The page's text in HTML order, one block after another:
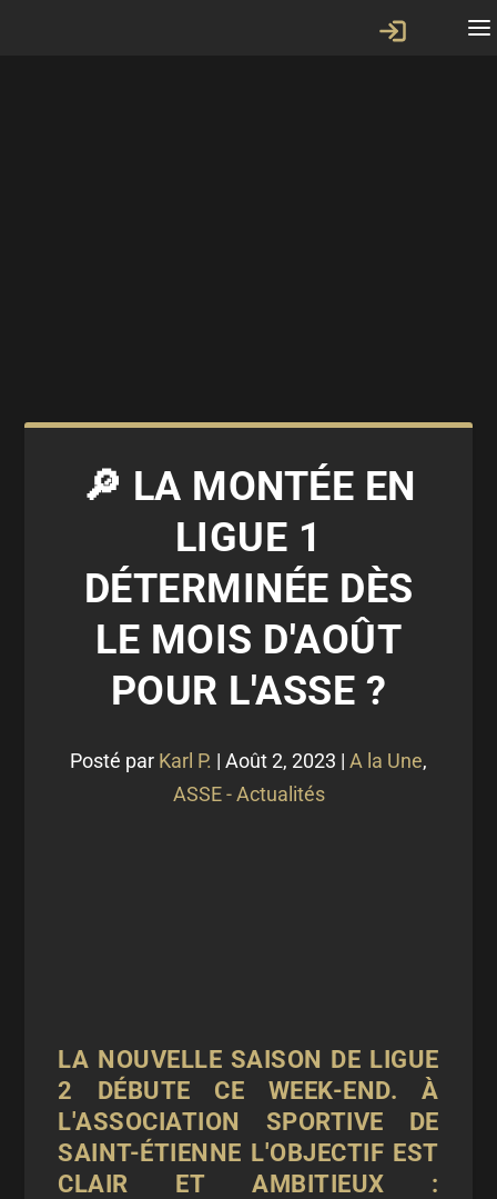
🔎 LA MONTÉE EN
LIGUE 1
DÉTERMINÉE DÈS
LE MOIS D'AOÛT
POUR L'ASSE ?
Posté par Karl P. | Août 2, 2023 | A la Une,
ASSE - Actualités
LA NOUVELLE SAISON DE LIGUE
2 DÉBUTE CE WEEK-END. À
L'ASSOCIATION SPORTIVE DE
SAINT-ÉTIENNE L'OBJECTIF EST
CLAIR ET AMBITIEUX :